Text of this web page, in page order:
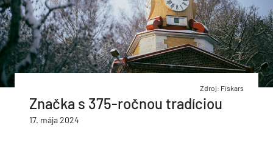
Zdroj: Fiskars
Značka s 375-ročnou tradíciou
17. mája 2024